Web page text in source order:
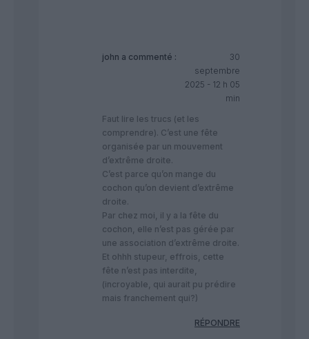
john a commenté :
30
septembre
2025 - 12 h 05
min
Faut lire les trucs (et les
comprendre). C’est une fête
organisée par un mouvement
d’extrême droite.
C’est parce qu’on mange du
cochon qu’on devient d’extrême
droite.
Par chez moi, il y a la fête du
cochon, elle n’est pas gérée par
une association d’extrême droite.
Et ohhh stupeur, effrois, cette
fête n’est pas interdite,
(incroyable, qui aurait pu prédire
mais franchement qui?)
RÉPONDRE